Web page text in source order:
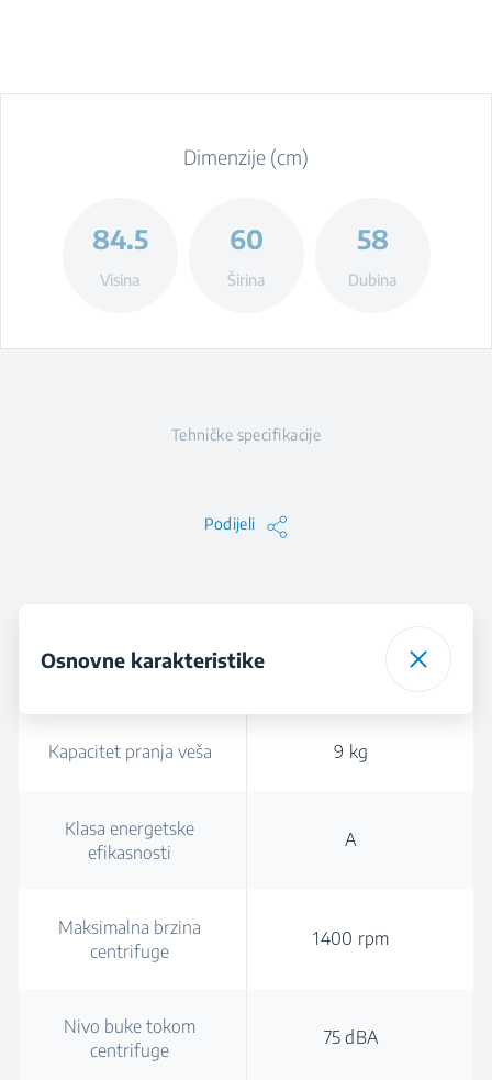
Dimenzije (cm)
84.5
Visina
60
Širina
58
Dubina
Tehničke specifikacije
Podijeli
Osnovne karakteristike
Kapacitet pranja veša 9 kg
Klasa energetske
efikasnosti
A
Maksimalna brzina
centrifuge
1400 rpm
Nivo buke tokom
centrifuge
75 dBA